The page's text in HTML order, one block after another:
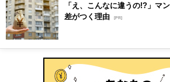
「え、こんなに違うの!?」マ
差がつく理由 [PR]